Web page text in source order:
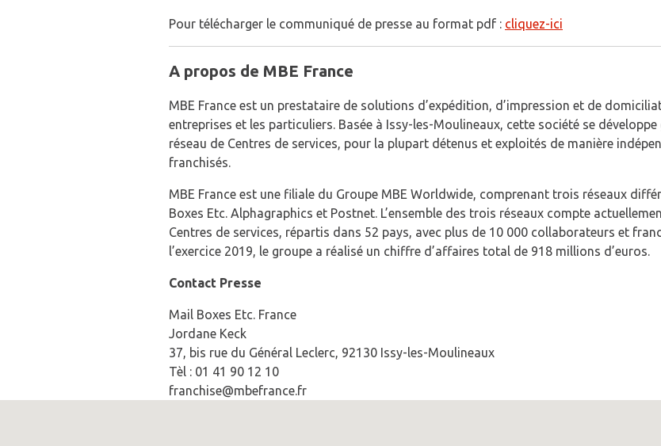
Pour télécharger le communiqué de presse au format pdf : cliquez-ici
A propos de MBE France
MBE France est un prestataire de solutions d’expédition, d’impression et de
entreprises et les particuliers. Basée à Issy-les-Moulineaux, cette société se développe
réseau de Centres de services, pour la plupart détenus et exploités de manière
franchisés.
MBE France est une filiale du Groupe MBE Worldwide, comprenant trois réseaux
Boxes Etc. Alphagraphics et Postnet. L’ensemble des trois réseaux compte
Centres de services, répartis dans 52 pays, avec plus de 10 000 collaborateurs et
l’exercice 2019, le groupe a réalisé un chiffre d’affaires total de 918 millions d’euros.
Contact Presse
Mail Boxes Etc. France
Jordane Keck
37, bis rue du Général Leclerc, 92130 Issy-les-Moulineaux
Tèl : 01 41 90 12 10
franchise@mbefrance.fr